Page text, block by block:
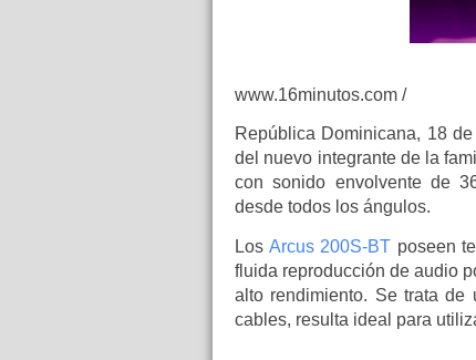
www.16minutos.com /
República Dominicana, 18
del nuevo integrante de la
con sonido envolvente de
desde todos los ángulos.
Los Arcus 200S-BT poseen
fluida reproducción de audio
alto rendimiento. Se trata
cables, resulta ideal para